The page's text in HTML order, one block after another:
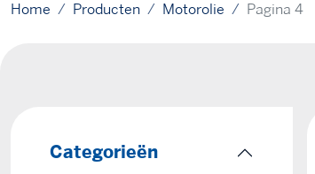
Home Producten Motorolie Pagina 4
Categorieën